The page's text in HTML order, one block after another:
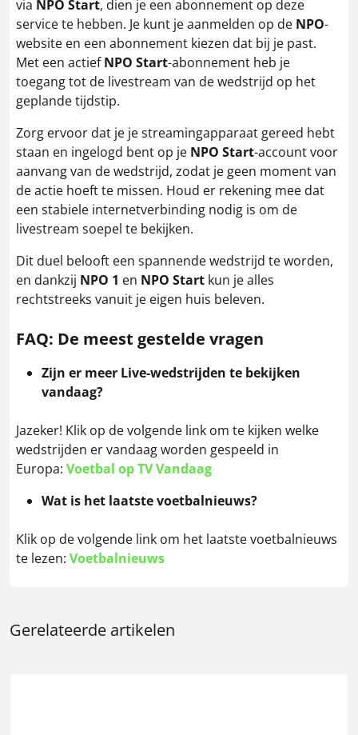
via NPO Start, dien je een abonnement op deze
service te hebben. Je kunt je aanmelden op de NPO-
website en een abonnement kiezen dat bij je past.
Met een actiefNPO Start-abonnement heb je
toegang tot de livestream van de wedstrijd op het
geplande tijdstip.
Zorg ervoor dat je je streamingapparaat gereed hebt
staan en ingelogd bent op je NPO Start-account voor
aanvang van de wedstrijd, zodat je geen moment van
de actie hoeft te missen. Houd er rekening mee dat
een stabiele internetverbinding nodig is om de
livestream soepel te bekijken.
Dit duel belooft een spannende wedstrijd te worden,
en dankzij NPO 1 en NPO Start kun je alles
rechtstreeks vanuit je eigen huis beleven.
FAQ: De meest gestelde vragen
Zijn er meer Live-wedstrijden te bekijken
vandaag?
Jazeker! Klik op de volgende link om te kijken welke
wedstrijden er vandaag worden gespeeld in
Europa: Voetbal op TV Vandaag
Wat is het laatste voetbalnieuws?
Klik op de volgende link om het laatste voetbalnieuws
te lezen: Voetbalnieuws
Gerelateerde artikelen